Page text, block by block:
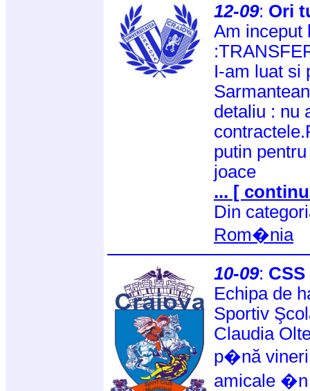
12-09: Ori
Am inceput
I-am luat si
detaliu : nu
putin
joace
... [
Din
Rom�nia
10-09:
Echipa de
Sportiv
Claudia
p�nă
amicale �n